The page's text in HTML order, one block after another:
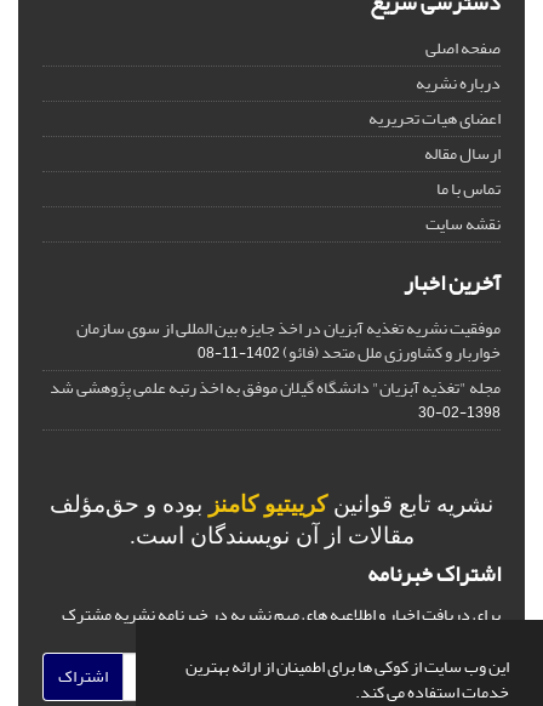
این وب سایت از کوکی ها برای اطمینان از ارائه بهترین
خدمات استفاده می کند.
صفحه اصلی
درباره نشریه
اعضای هیات تحریریه
ارسال مقاله
تماس با ما
نقشه سایت
آخرین اخبار
موفقیت نشریه تغذیه آبزیان در اخذ جایزه بین المللی از سوی سازمان
خواربار و کشاورزی ملل متحد (فائو)1402-11-08
مجله "تغذیه آبزیان" دانشگاه گیلان موفق به اخذ رتبه علمی پژوهشی شد
1398-02-30
نشریه تابع قوانینکرییتیو کامنز بوده و حق‌مؤلف
مقالات از آن نویسندگان است.
اشتراک خبرنامه
برای دریافت اخبار و اطلاعیه های مهم نشریه در خبرنامه نشریه مشترک
اشتراک